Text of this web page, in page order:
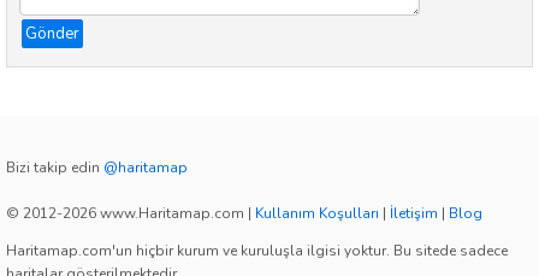
Gönder
Bizi takip edin @haritamap
© 2012-2026 www.Haritamap.com | Kullanım Koşulları | İletişim | Blog
Haritamap.com'un hiçbir kurum ve kuruluşla ilgisi yoktur. Bu sitede sadece